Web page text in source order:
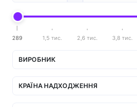
289 1,5 тис. 2,6 тис. 3,8 тис.
ВИРОБНИК
КРАЇНА НАДХОДЖЕННЯ